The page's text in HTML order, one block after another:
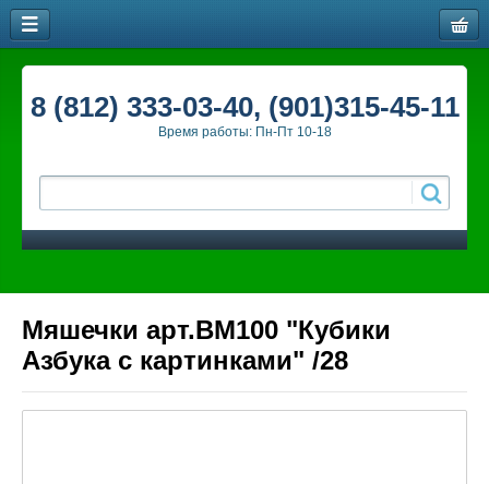
8 (812) 333-03-40, (901)315-45-11
Время работы: Пн-Пт 10-18
Мяшечки арт.ВМ100 "Кубики
Азбука с картинками" /28